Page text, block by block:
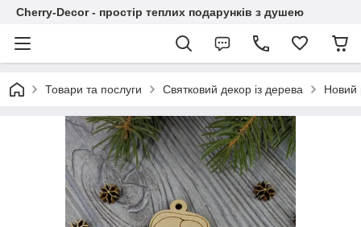
Cherry-Decor - простір теплих подарунків з душею
Товари та послуги Святковий декор із дерева Новий